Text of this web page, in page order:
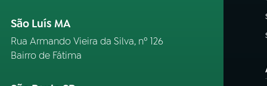
São Luís MA
Rua Armando Vieira da Silva, nº 126
Bairro de Fátima